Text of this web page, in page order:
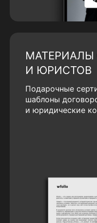
МАТЕРИАЛЫ
И ЮРИСТОВ
Подарочные
шаблоны
и юридические